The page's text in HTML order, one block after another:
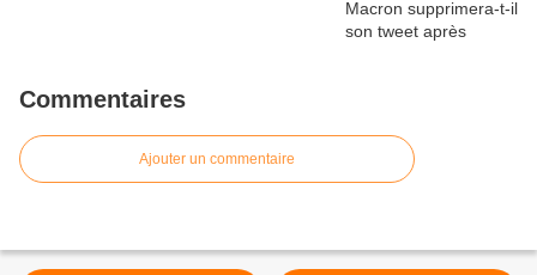
Commentaires
Ajouter un commentaire